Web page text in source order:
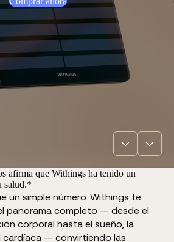
afirma que Withings ha tenido un
salud.*
un simple número. Withings te
panorama completo — desde el
corporal hasta el sueño, la
cardíaca — convirtiendo las